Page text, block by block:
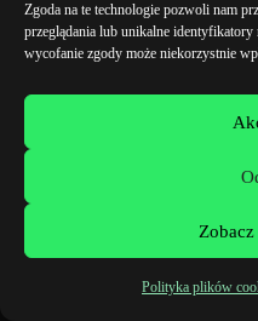
Zgoda na te technologie pozwoli nam
przeglądania lub unikalne
wycofanie zgody może niekorzystnie
Polityka plików
Zaawansowany
krokowy
Struktura kategorii,
Pełne SEO